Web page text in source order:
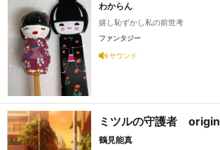
わからん
嬉し恥ずかし私の前世考
ファンタジー
サウンド
ミツルの守護者 origin
鶴見能真